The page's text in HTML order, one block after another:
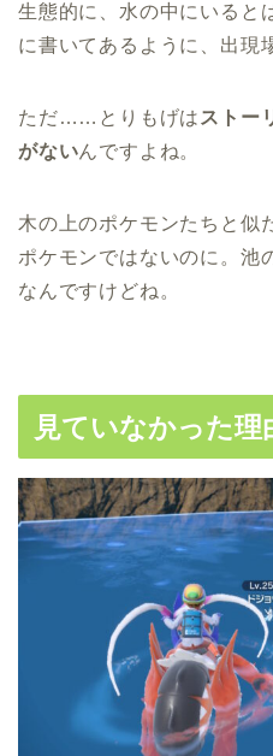
生態的に、水の中にいると
に書いてあるように、出現
ただ……とりもげはストー
がないんですよね。
木の上のポケモンたちと似
ポケモンではないのに。池
なんですけどね。
見ていなかった理